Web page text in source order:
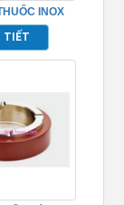
INOX
TPK10614
TIẾT